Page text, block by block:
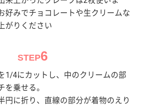
好みでチョコレートや生クリームな
がりください
STEP6
1/4にカットし、中のクリームの部
を乗せる。
円に折り、直線の部分が着物のえり